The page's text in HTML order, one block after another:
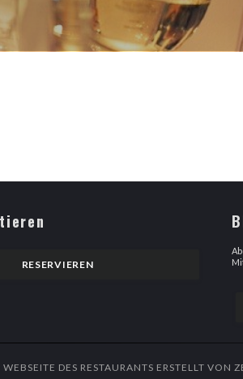
RESERVIEREN
DES RESTAURANTS ERSTELLT VON